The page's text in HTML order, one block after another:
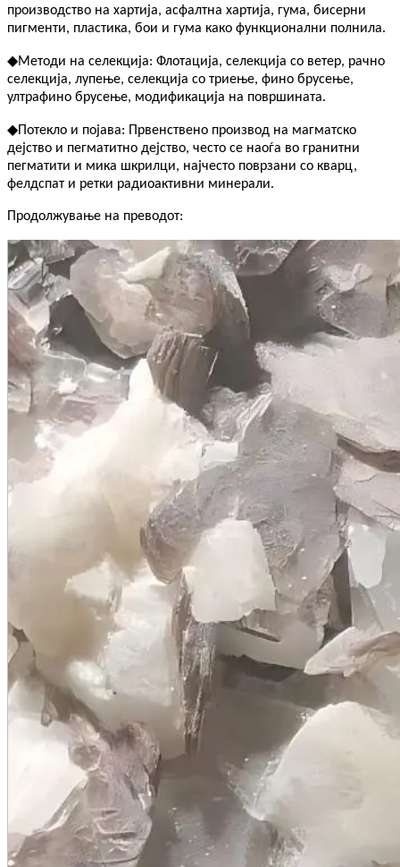
производство на хартија, асфалтна хартија, гума, бисерни
пигменти, пластика, бои и гума како функционални полнила.
◆Методи на селекција: Флотација, селекција со ветер, рачно
селекција, лупење, селекција со триење, фино брусење,
ултрафино брусење, модификација на површината.
◆Потекло и појава: Првенствено производ на магматско
дејство и пегматитно дејство, често се наоѓа во гранитни
пегматити и мика шкрилци, најчесто поврзани со кварц,
фелдспат и ретки радиоактивни минерали.
Продолжување на преводот: